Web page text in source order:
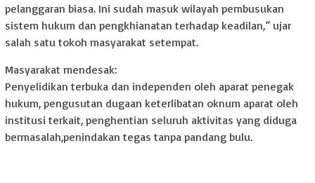
pelanggaran biasa. Ini sudah masuk wilayah pembusukan
sistem hukum dan pengkhianatan terhadap keadilan,” ujar
salah satu tokoh masyarakat setempat.
Masyarakat mendesak:
Penyelidikan terbuka dan independen oleh aparat penegak
hukum, pengusutan dugaan keterlibatan oknum aparat oleh
institusi terkait, penghentian seluruh aktivitas yang diduga
bermasalah,penindakan tegas tanpa pandang bulu.